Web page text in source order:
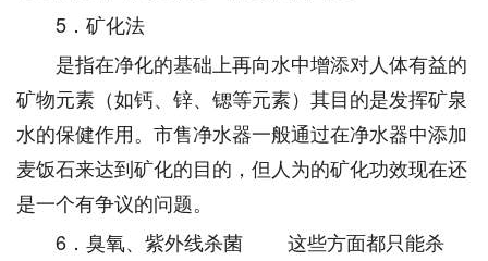
5．矿化法
是指在净化的基础上再向水中增添对人体有益的
矿物元素（如钙、锌、锶等元素）其目的是发挥矿泉
水的保健作用。市售净水器一般通过在净水器中添加
麦饭石来达到矿化的目的，但人为的矿化功效现在还
是一个有争议的问题。
6．臭氧、紫外线杀菌 这些方面都只能杀